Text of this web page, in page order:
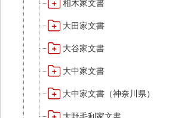
相木家文書
大田家文書
大谷家文書
大中家文書
大中家文書（神奈川県）